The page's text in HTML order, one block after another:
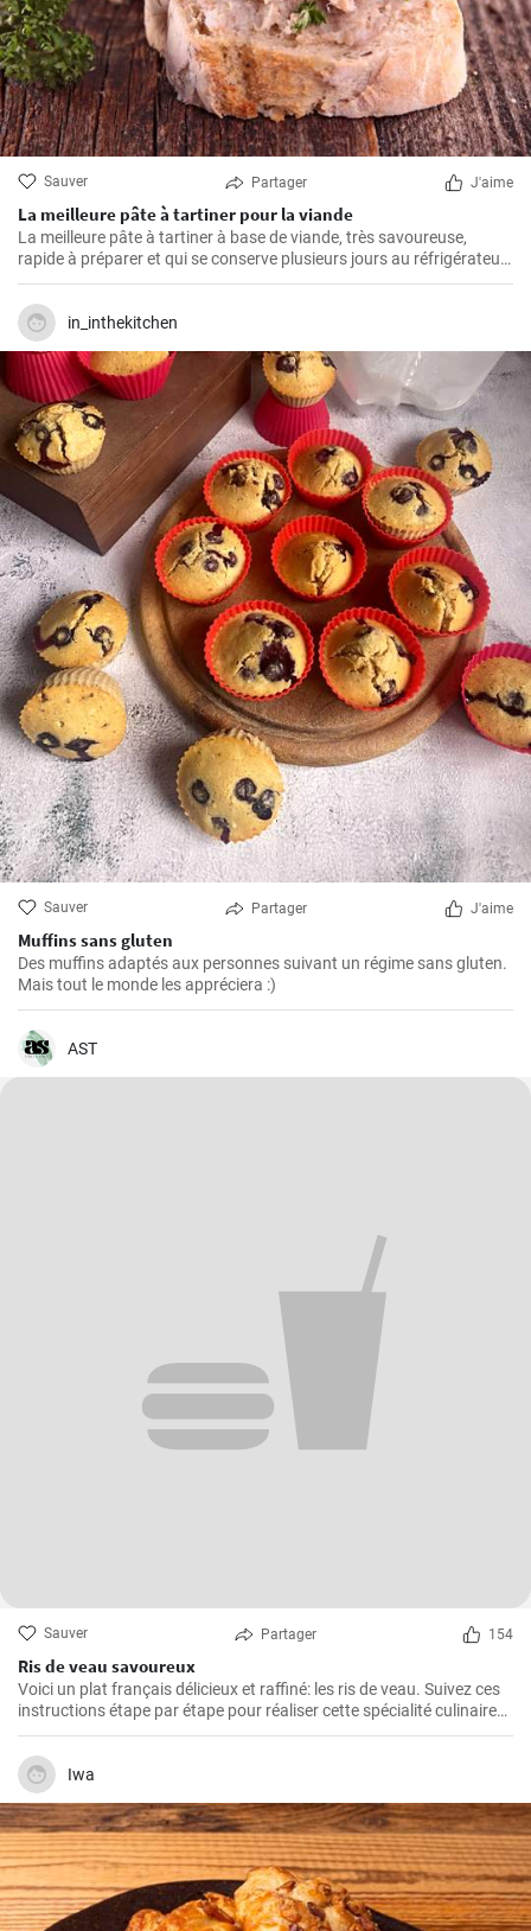
Sauver Partager J'aime
La meilleure pâte à tartiner pour la viande
La meilleure pâte à tartiner à base de viande, très savoureuse,
rapide à préparer et qui se conserve plusieurs jours au réfrigérateur.
Vous pouvez la servir avec du pain frais ou de la baguette maison.
in_inthekitchen
Sauver Partager J'aime
Muffins sans gluten
Des muffins adaptés aux personnes suivant un régime sans gluten.
Mais tout le monde les appréciera :)
AST
Sauver Partager 154
Ris de veau savoureux
Voici un plat français délicieux et raffiné: les ris de veau. Suivez ces
instructions étape par étape pour réaliser cette spécialité culinaire
française appréciée pour leur texture délicate et leur goût savoureux
Iwa